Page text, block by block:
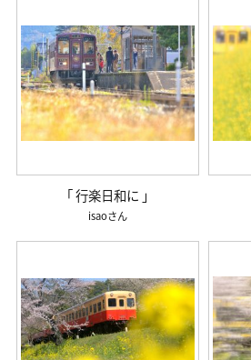
「 行楽日和に 」
isao